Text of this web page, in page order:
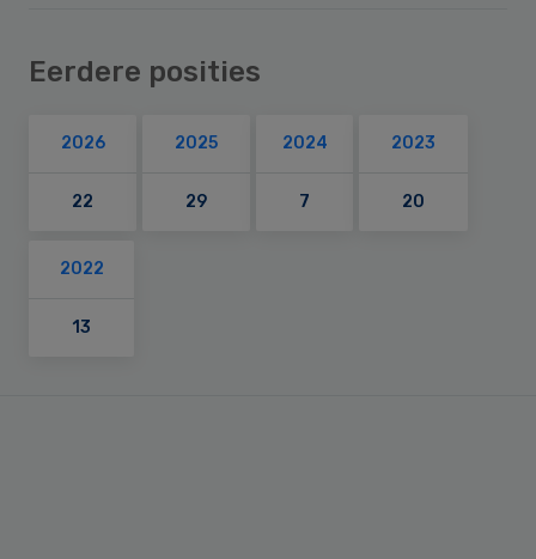
Eerdere posities
2026
22
2025
29
2024
7
2023
20
2022
13